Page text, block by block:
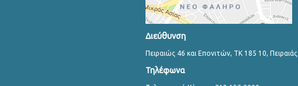
Διεύθυνση
Πειραιώς 46 και Επονιτών, ΤΚ 185 10, Πειραιάς
Τηλέφωνα